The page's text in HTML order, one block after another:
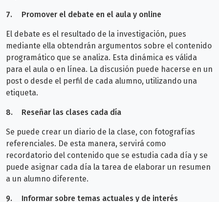
7. Promover el debate en el aula y online
El debate es el resultado de la investigación, pues
mediante ella obtendrán argumentos sobre el contenido
programático que se analiza. Esta dinámica es válida
para el aula o en línea. La discusión puede hacerse en un
post o desde el perfil de cada alumno, utilizando una
etiqueta.
8. Reseñar las clases cada día
Se puede crear un diario de la clase, con fotografías
referenciales. De esta manera, servirá como
recordatorio del contenido que se estudia cada día y se
puede asignar cada día la tarea de elaborar un resumen
a un alumno diferente.
9.
Informar sobre temas actuales y de interés